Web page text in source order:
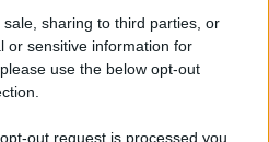
sharing to third parties, or
or sensitive information for
use the below opt-out
out request is processed you
lunedì 10